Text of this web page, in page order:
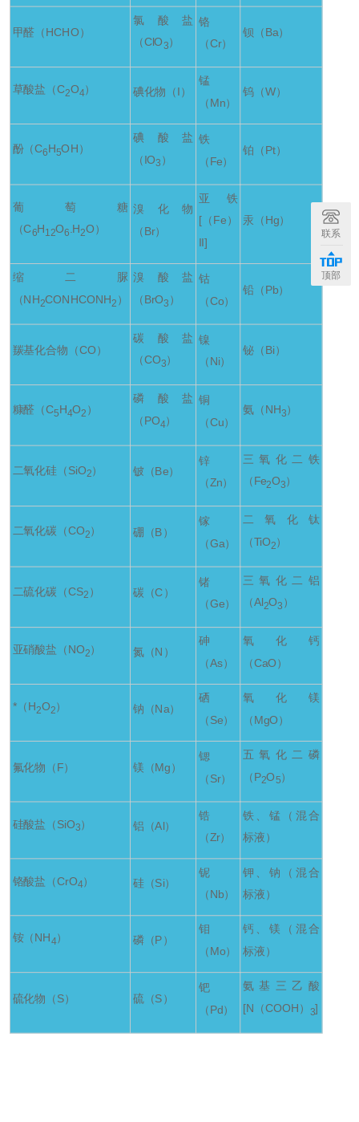
甲醛（HCHO）
氯酸盐
（ClO3）
铬
（Cr）
钡（Ba）
草酸盐（C2O4） 碘化物（I）
锰
（Mn）
钨（W）
酚（C6H5OH）
碘酸盐
（IO3 ）
铁
（Fe）
铂（Pt）
葡萄糖
（C6H12O6 .H2O）
溴化物
（Br）
亚铁
[（Fe）
II]
汞（Hg）
缩二脲
（NH2CONHCONH2 ）
溴酸盐
（BrO3 ）
钴
（Co）
铅（Pb）
羰基化合物（CO）
碳酸盐
（CO3）
镍
（Ni）
铋（Bi）
糠醛（C5H4O2 ）
磷酸盐
（PO4）
铜
（Cu）
氨（NH3）
二氧化硅（SiO2） 铍（Be）
锌
（Zn）
三氧化二铁
（Fe2O3）
二氧化碳（CO2） 硼（B）
镓
（Ga）
二氧化钛
（TiO2）
二硫化碳（CS2 ） 碳（C）
锗
（Ge）
三氧化二铝
（Al2O3 ）
亚硝酸盐（NO2） 氮（N）
砷
（As）
氧化钙
（CaO）
*（H2O2） 钠（Na）
硒
（Se）
氧化镁
（MgO）
氟化物（F） 镁（Mg）
锶
（Sr）
五氧化二磷
（P2O5）
硅酸盐（SiO3） 铝（Al）
锆
（Zr）
铁、锰（混合
标液）
铬酸盐（CrO4） 硅（Si）
铌
（Nb）
钾、钠（混合
标液）
铵（NH4） 磷（P）
钼
（Mo）
钙、镁（混合
标液）
硫化物（S） 硫（S）
钯
（Pd）
氨基三乙酸
[N（COOH）
3]
联系
顶部